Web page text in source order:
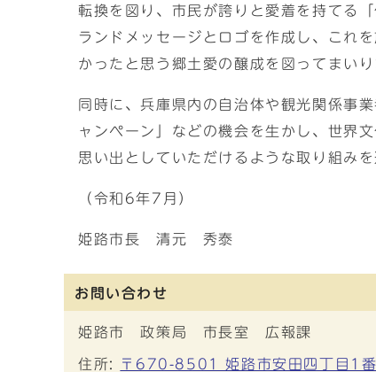
転換を図り、市民が誇りと愛着を持てる
ランドメッセージとロゴを作成し、これ
かったと思う郷土愛の醸成を図ってまいり
同時に、兵庫県内の自治体や観光関係事
ャンペーン」などの機会を生かし、世界
思い出としていただけるような取り組みを
（令和6年7月）
姫路市長 清元 秀泰
お問い合わせ
姫路市 政策局 市長室 広報課
住所: 〒670-8501 姫路市安田四丁目1